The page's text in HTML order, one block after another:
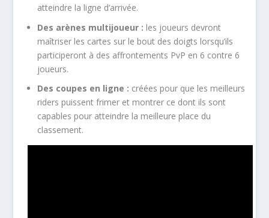
atteindre la ligne d’arrivée.
Des arènes multijoueur : les joueurs devront
maîtriser les cartes sur le bout des doigts lorsqu’ils
participeront à des affrontements PvP en 6 contre 6
joueurs.
Des coupes en ligne : créées pour que les meilleurs
riders puissent frimer et montrer ce dont ils sont
capables pour atteindre la meilleure place du
classement.